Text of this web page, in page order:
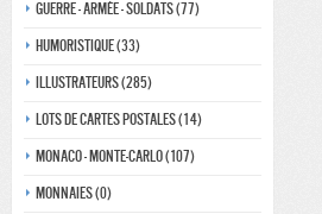
Guerre - Armée - Soldats (77)
Humoristique (33)
Illustrateurs (285)
Lots de Cartes Postales (14)
Monaco - monte-carlo (107)
Monnaies (0)